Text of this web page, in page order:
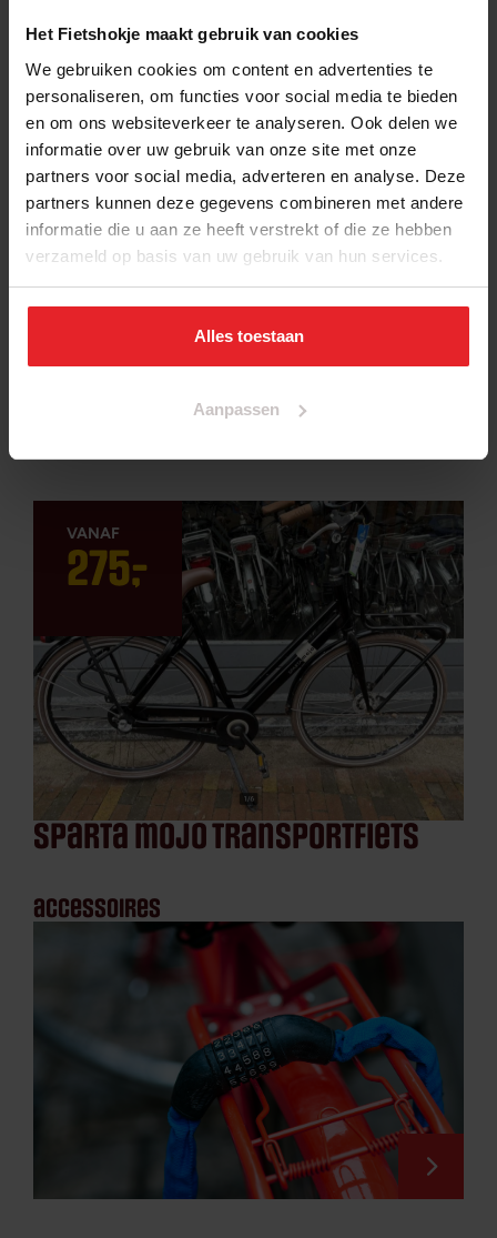
Het Fietshokje maakt gebruik van cookies
We gebruiken cookies om content en advertenties te
personaliseren, om functies voor social media te bieden
en om ons websiteverkeer te analyseren. Ook delen we
informatie over uw gebruik van onze site met onze
partners voor social media, adverteren en analyse. Deze
partners kunnen deze gegevens combineren met andere
informatie die u aan ze heeft verstrekt of die ze hebben
verzameld op basis van uw gebruik van hun services.
Alles toestaan
Aanpassen
235,-
mobion transportfiets heren
275,
-
sparta mojo transportfiets
accessoires